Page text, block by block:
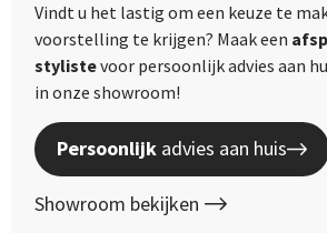
Vindt u het lastig om een keuze te
voorstelling te krijgen? Maak een
stylistevoor persoonlijk advies aan
in onze showroom!
Persoonlijk advies aan huis
Showroom bekijken